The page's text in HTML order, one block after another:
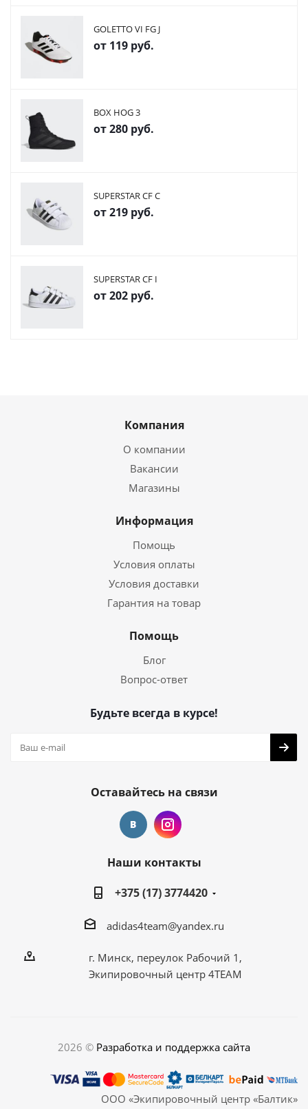
GOLETTO VI FG J
от 119 руб.
BOX HOG 3
от280 руб.
SUPERSTAR CF C
от219 руб.
SUPERSTAR CF I
от202 руб.
Компания
О компании
Вакансии
Магазины
Информация
Помощь
Условия оплаты
Условия доставки
Гарантия на товар
Помощь
Блог
Вопрос-ответ
Будьте всегда в курсе!
Оставайтесь на связи
Наши контакты
+375 (17) 3774420
adidas4team@yandex.ru
г. Минск, переулок Рабочий 1,
Экипировочный центр 4TEAM
2026 © Разработка и поддержка сайта
ООО «Экипировочный центр «Балтик»